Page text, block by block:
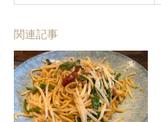
関連記事